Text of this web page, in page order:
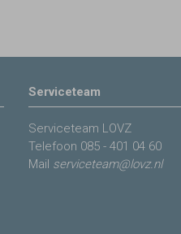
Serviceteam
Serviceteam LOVZ
Telefoon 085 - 401 04 60
Mail serviceteam@lovz.nl